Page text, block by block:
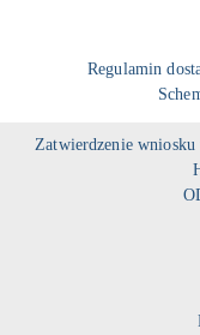
Regulamin
Zatwierdzenie